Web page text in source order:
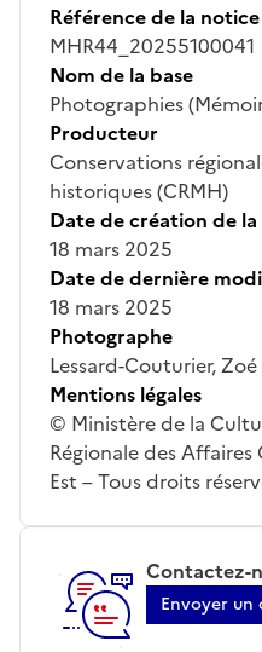
Référence de la notice
MHR44_20255100041
Nom de la base
Photographies
Producteur
Conservations
historiques (CRMH)
Date de création de
18 mars 2025
Date de dernière
18 mars 2025
Photographe
Lessard-Couturier,
Mentions légales
© Ministère de la
Régionale des
Est – Tous droits
Contactez-
Envoyer un